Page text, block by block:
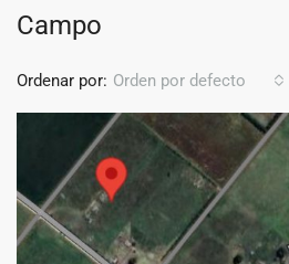
Campo
Ordenar por: Orden por defecto